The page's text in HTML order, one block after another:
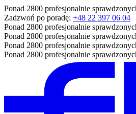
Ponad 2800 profesjonalnie
Zadzwoń po poradę: +48 22 397 06 04
Ponad 2800 profesjonalnie
Ponad 2800 profesjonalnie
Ponad 2800 profesjonalnie
Ponad 2800 profesjonalnie